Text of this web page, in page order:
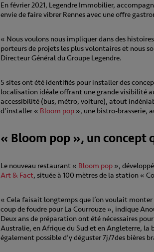
En février 2021, Legendre Immobilier,
envie de faire vibrer Rennes avec une offre
« Nous voulons nous impliquer dans des
porteurs de projets les plus volontaires et nous
Directeur Général du Groupe Legendre.
5 sites ont été identifiés pour installer des
localisation idéale offrant une grande visibilité
accessibilité (bus, métro, voiture), atout
d’installer « Bloom pop », une bistro-brasserie,
« Bloom pop », un concept
Le nouveau restaurant « Bloom pop »,
Art & Fact, située à 100 mètres de la station «
« Cela faisait longtemps que l’on voulait
coup de foudre pour La Courrouze », indique
Deux ans de préparation ont été nécessaires
Australie, en Afrique du Sud et en Angleterre, la
également possible d’y déguster 7j/7des bières